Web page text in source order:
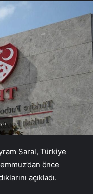
Saral, Türkiye
önce
açıkladı.